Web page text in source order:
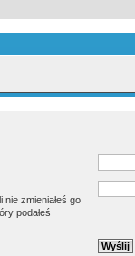
zmieniałeś go
podałeś